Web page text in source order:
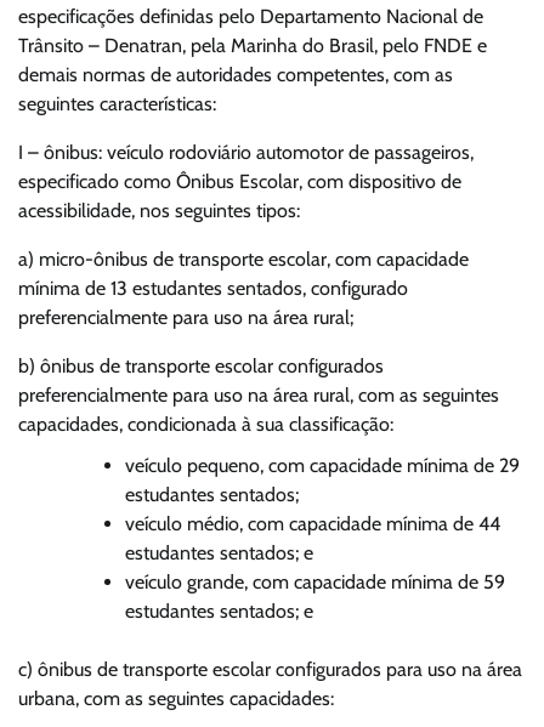
especificações definidas pelo Departamento Nacional de
Trânsito – Denatran, pela Marinha do Brasil, pelo FNDE e
demais normas de autoridades competentes, com as
seguintes características:
I – ônibus: veículo rodoviário automotor de passageiros,
especificado como Ônibus Escolar, com dispositivo de
acessibilidade, nos seguintes tipos:
a) micro-ônibus de transporte escolar, com capacidade
mínima de 13 estudantes sentados, configurado
preferencialmente para uso na área rural;
b) ônibus de transporte escolar configurados
preferencialmente para uso na área rural, com as seguintes
capacidades, condicionada à sua classificação:
veículo pequeno, com capacidade mínima de 29
estudantes sentados;
veículo médio, com capacidade mínima de 44
estudantes sentados; e
veículo grande, com capacidade mínima de 59
estudantes sentados; e
c) ônibus de transporte escolar configurados para uso na área
urbana, com as seguintes capacidades: